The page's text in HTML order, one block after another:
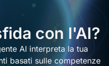
con l'AI?
AI interpreta la tua
basati sulle competenze